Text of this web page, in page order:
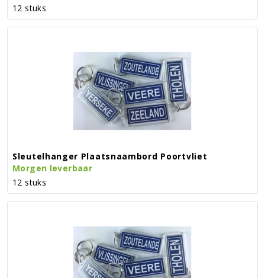
12 stuks
Sleutelhanger Plaatsnaambord Poortvliet
Morgen leverbaar
12 stuks